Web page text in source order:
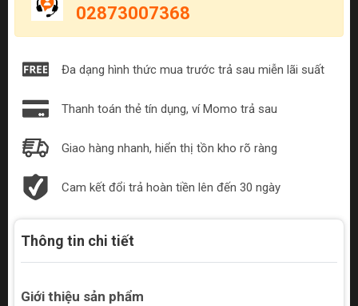
02873007368
Đa dạng hình thức mua trước trả sau miễn lãi suất
Thanh toán thẻ tín dụng, ví Momo trả sau
Giao hàng nhanh, hiển thị tồn kho rõ ràng
Cam kết đổi trả hoàn tiền lên đến 30 ngày
Thông tin chi tiết
Giới thiệu sản phẩm